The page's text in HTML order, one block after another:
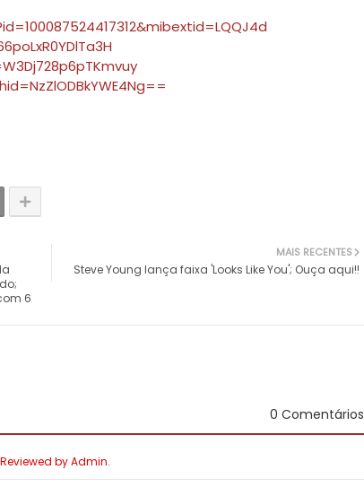
MAIS RECENTES
Steve Young lança faixa 'Looks Like You'; Ouça aqui!!
6
0 Comentários
by Admin.